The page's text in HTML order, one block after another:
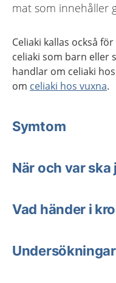
mat som innehåller
Celiaki kallas också
celiaki som barn eller
handlar om celiaki
om celiaki hos vuxna.
Symtom
När och var ska
Vad händer i